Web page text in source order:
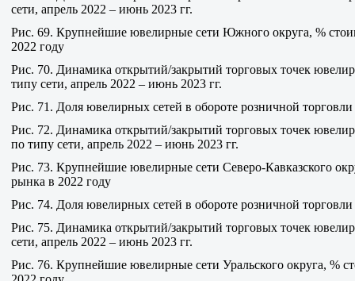
сети, апрель 2022 – июнь 2023 гг.
Рис. 69. Крупнейшие ювелирные сети Южного округа, %
2022 году
Рис. 70. Динамика открытий/закрытий торговых точек
типу сети, апрель 2022 – июнь 2023 гг.
Рис. 71. Доля ювелирных сетей в обороте розничной
Рис. 72. Динамика открытий/закрытий торговых точек
по типу сети, апрель 2022 – июнь 2023 гг.
Рис. 73. Крупнейшие ювелирные сети Северо-Кавказского
рынка в 2022 году
Рис. 74. Доля ювелирных сетей в обороте розничной
Рис. 75. Динамика открытий/закрытий торговых точек
сети, апрель 2022 – июнь 2023 гг.
Рис. 76. Крупнейшие ювелирные сети Уральского округа, %